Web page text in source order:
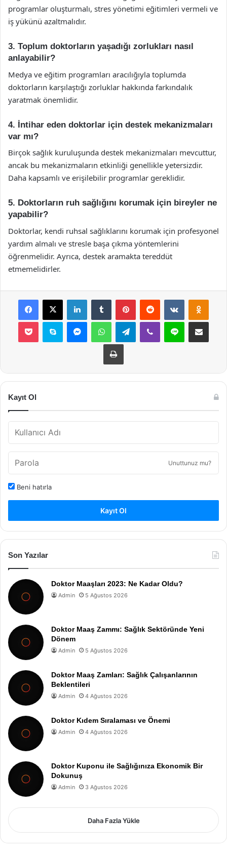
programlar oluşturmalı, stres yönetimi eğitimleri vermeli ve
iş yükünü azaltmalıdır.
3. Toplum doktorların yaşadığı zorlukları nasıl
anlayabilir?
Medya ve eğitim programları aracılığıyla toplumda
doktorların karşılaştığı zorluklar hakkında farkındalık
yaratmak önemlidir.
4. İntihar eden doktorlar için destek mekanizmaları
var mı?
Birçok sağlık kuruluşunda destek mekanizmaları mevcuttur,
ancak bu mekanizmaların etkinliği genellikle yetersizdir.
Daha kapsamlı ve erişilebilir programlar gereklidir.
5. Doktorların ruh sağlığını korumak için bireyler ne
yapabilir?
Doktorlar, kendi ruhsal sağlıklarını korumak için profesyonel
yardım almalı ve stresle başa çıkma yöntemlerini
öğrenmelidir. Ayrıca, destek aramakta tereddüt
etmemelidirler.
Facebook
X LinkedInTumblr PinterestReddit VKontakte
Pocket Skype MessengerWhatsAppTelegramViber Line E-Posta ile
Yazdır
Kayıt Ol
Unuttunuz mu?
Beni hatırla
Kayıt Ol
Son Yazılar
Doktor Maaşları 2023: Ne Kadar Oldu?
Admin 5 Ağustos 2026
Doktor Maaş Zammı: Sağlık Sektöründe Yeni
Dönem
Admin 5 Ağustos 2026
Doktor Maaş Zamları: Sağlık Çalışanlarının
Beklentileri
Admin 4 Ağustos 2026
Doktor Kıdem Sıralaması ve Önemi
Admin 4 Ağustos 2026
Doktor Kuponu ile Sağlığınıza Ekonomik Bir
Dokunuş
Admin 3 Ağustos 2026
Daha Fazla Yükle